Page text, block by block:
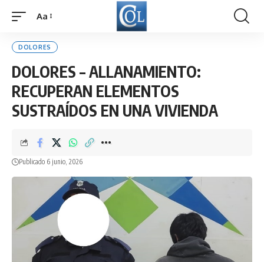
Font
Aa
DOLORES
DOLORES – ALLANAMIENTO:
RECUPERAN ELEMENTOS
SUSTRAÍDOS EN UNA VIVIENDA
Publicado 6 junio, 2026